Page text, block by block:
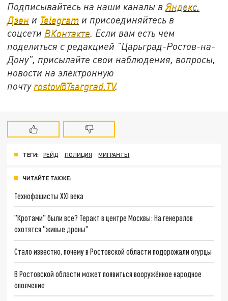
Подписывайтесь на наши каналы вЯндекс.
Дзен и Telegram и присоединяйтесь в
соцсети ВКонтакте. Если вам есть чем
поделиться с редакцией "Царьград-Ростов-на-
Дону", присылайте свои наблюдения, вопросы,
новости на электронную
почту rostov@Tsargrad.ТV.
ТЕГИ: РЕЙД ПОЛИЦИЯ МИГРАНТЫ
ЧИТАЙТЕ ТАКЖЕ:
Технофашисты XXI века
"Кротами" были все? Теракт в центре Москвы: На генералов
охотятся "живые дроны"
Стало известно, почему в Ростовской области подорожали огурцы
В Ростовской области может появиться вооружённое народное
ополчение